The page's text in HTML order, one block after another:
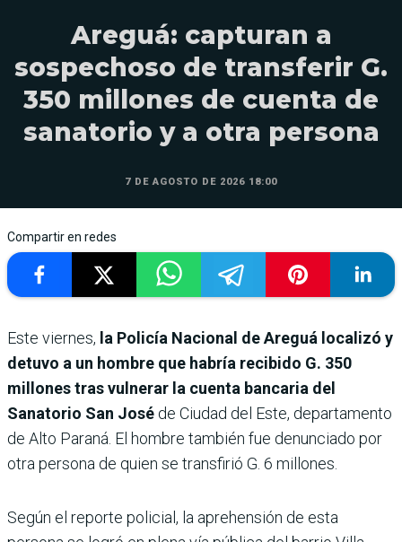
Areguá: capturan a
sospechoso de transferir G.
350 millones de cuenta de
sanatorio y a otra persona
7 DE AGOSTO DE 2026 18:00
Compartir en redes
Este viernes, la Policía Nacional de Areguá localizó y
detuvo a un hombre que habría recibido G. 350
millones tras vulnerar la cuenta bancaria del
Sanatorio San José de Ciudad del Este, departamento
de Alto Paraná. El hombre también fue denunciado por
otra persona de quien se transfirió G. 6 millones.
Según el reporte policial, la aprehensión de esta